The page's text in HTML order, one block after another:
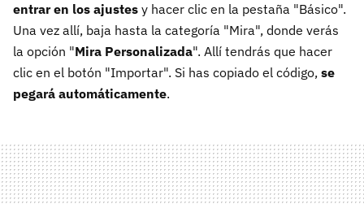
entrar en los ajustes y hacer clic en la pestaña "Básico".
Una vez allí, baja hasta la categoría "Mira", donde verás
la opción "Mira Personalizada". Allí tendrás que hacer
clic en el botón "Importar". Si has copiado el código, se
pegará automáticamente.